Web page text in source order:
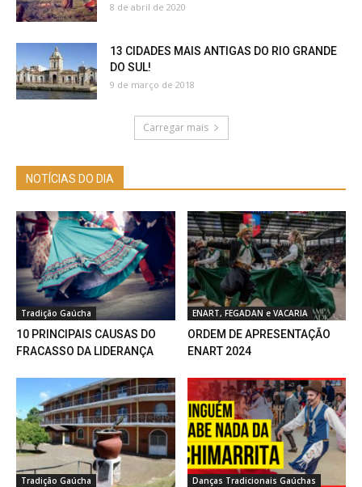
8 de abril de 2020
13 CIDADES MAIS ANTIGAS DO RIO GRANDE
DO SUL!
9 de março de 2018
Carregar mais
NOTÍCIAS DO DIA
Tradição Gaúcha
10 PRINCIPAIS CAUSAS DO
FRACASSO DA LIDERANÇA
ENART, FEGADAN e VACARIA
ORDEM DE APRESENTAÇÃO
ENART 2024
Tradição Gaúcha Danças Tradicionais Gaúchas